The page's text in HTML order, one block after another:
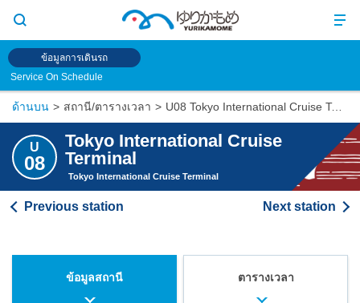
ข้อมูลการเดินรถ
Service On Schedule
ด้านบน สถานี/ตารางเวลา U08 Tokyo International Cruise Terminal
U
08
Tokyo International Cruise
Terminal
Tokyo International Cruise Terminal
ข้อมูลสถานี ตารางเวลา